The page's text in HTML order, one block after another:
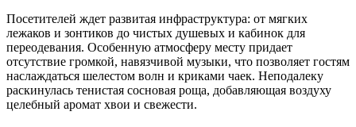
Посетителей ждет развитая инфраструктура: от мягких
лежаков и зонтиков до чистых душевых и кабинок для
переодевания. Особенную атмосферу месту придает
отсутствие громкой, навязчивой музыки, что позволяет гостям
наслаждаться шелестом волн и криками чаек. Неподалеку
раскинулась тенистая сосновая роща, добавляющая воздуху
целебный аромат хвои и свежести.